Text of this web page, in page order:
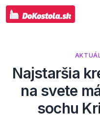
Najstaršia
na svete
sochu